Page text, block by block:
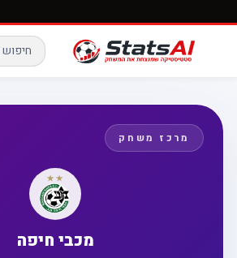
מרכז משחק
מכבי חיפה